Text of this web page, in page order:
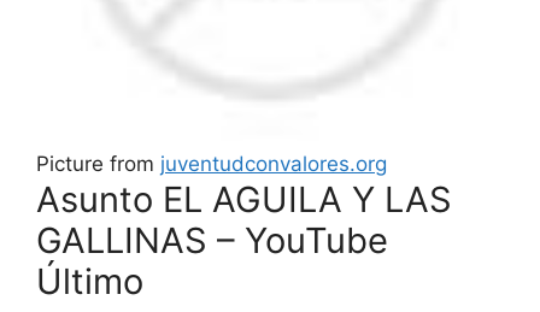
Picture from juventudconvalores.org
Asunto EL AGUILA Y LAS
GALLINAS – YouTube
Último